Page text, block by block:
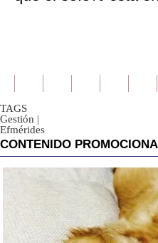
TAGS
Gestión |
Efmérides